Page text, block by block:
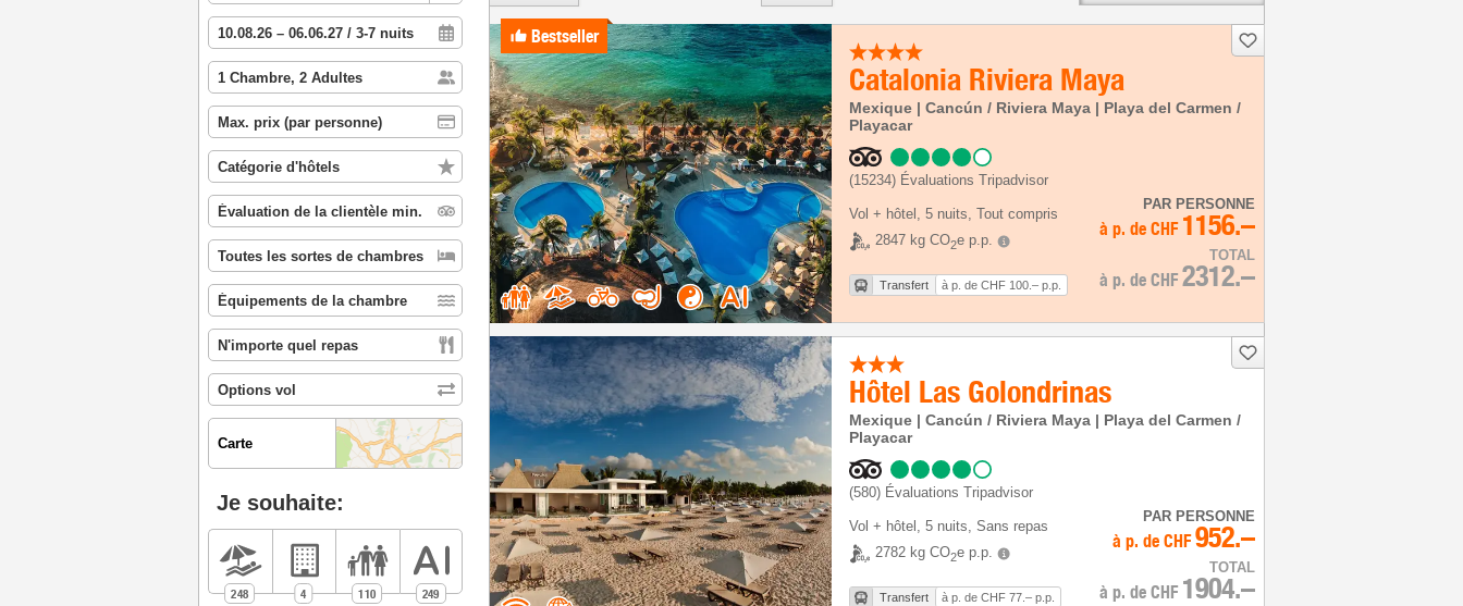
Carte
Je souhaite:
248 4 110 249
Bestseller
Catalonia Riviera Maya
Mexique | Cancún / Riviera Maya | Playa del Carmen /
Playacar
(15234) Évaluations Tripadvisor
Vol + hôtel , 5 nuits, Tout compris
2847 kg CO2e p.p.
Transfert à p. de CHF 100.– p.p.
PAR PERSONNE
à p. de CHF 1156.–
TOTAL
à p. de CHF 2312.–
Hôtel Las Golondrinas
Mexique | Cancún / Riviera Maya | Playa del Carmen /
Playacar
(580) Évaluations Tripadvisor
Vol + hôtel , 5 nuits, Sans repas
2782 kg CO2e p.p.
Transfert à p. de CHF 77.– p.p.
PAR PERSONNE
à p. de CHF 952.–
TOTAL
à p. de CHF 1904.–